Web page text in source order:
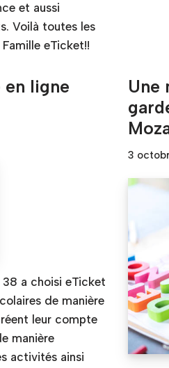
et aussi
Voilà toutes les
eTicket!!
ligne
38 a choisi eTicket
de manière
leur compte
manière
activités ainsi
Une
3